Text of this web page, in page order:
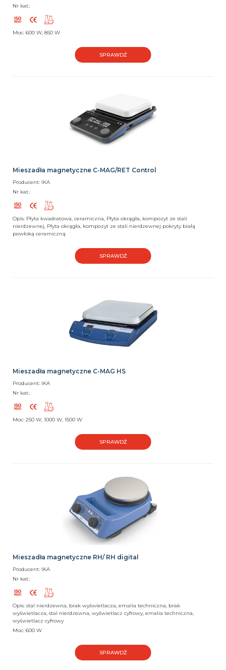
Nr kat.:
Moc: 600 W, 850 W
SPRAWDŹ
Mieszadła magnetyczne C-MAG/RET Control
Producent: IKA
Nr kat.:
Opis: Płyta kwadratowa, ceramiczna, Płyta okrągła, kompozyt ze stali
nierdzewnej, Płyta okrągła, kompozyt ze stali nierdzewnej pokryty białą
powłoką ceramiczną
SPRAWDŹ
Mieszadła magnetyczne C-MAG HS
Producent: IKA
Nr kat.:
Moc: 250 W, 1000 W, 1500 W
SPRAWDŹ
Mieszadła magnetyczne RH/ RH digital
Producent: IKA
Nr kat.:
Opis: stal nierdzewna, brak wyświetlacza, emalia techniczna, brak
wyświetlacza, stal nierdzewna, wyświetlacz cyfrowy, emalia techniczna,
wyświetlacz cyfrowy
Moc: 600 W
SPRAWDŹ